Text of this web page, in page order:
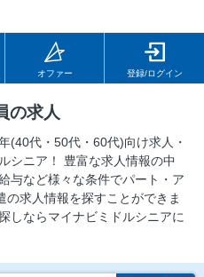
オファー 登録/ログイン
の求人
(40代・50代・60代)向け求⼈・
シニア！ 豊富な求人情報の中
与など様々な条件でパート・ア
求人情報を探すことができま
しならマイナビミドルシニアに